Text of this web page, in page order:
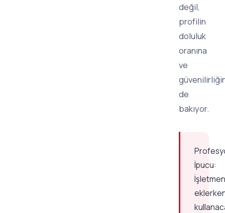
değil,
profilin
doluluk
oranına
ve
de
bakıyor.
İpucu: